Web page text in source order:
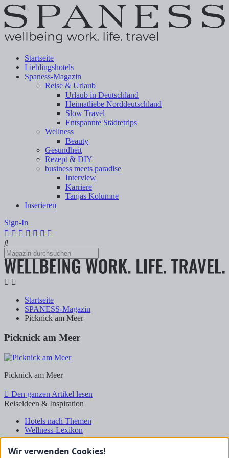
Startseite
Lieblingshotels
Spaness-Magazin
Reise & Urlaub
Urlaub in Deutschland
Heimatliebe Norddeutschland
Slow Travel
Entspannte Städtetrips
Wellness
Beauty
Gesundheit
Rezept & DIY
business meets paradise
Interview
Karriere
Tanjas Kolumne
Inserieren
Sign-In
Startseite
SPANESS-Magazin
Picknick am Meer
Picknick am Meer
Picknick am Meer
Den ganzen Artikel lesen
Reiseideen & Inspiration
Hotels nach Themen
Wellness-Lexikon
Business-Lexikon
Urlaubsregionen in Deutschland
Wir verwenden Cookies!